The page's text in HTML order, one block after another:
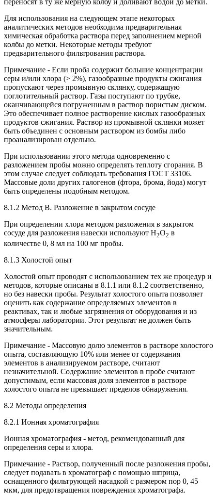
Для использования на следующем этапе некоторых
аналитических методов необходима предварительная
химическая обработка раствора перед заполнением мерной
колбы до метки. Некоторые методы требуют
предварительного фильтрования раствора.
Примечание - Если проба содержит большие концентрации
серы и/или хлора (> 2%), газообразные продукты сжигания
пропускают через промывную склянку, содержащую
поглотительный раствор. Газы поступают по трубке,
оканчивающейся погруженным в раствор пористым диском.
Это обеспечивает полное растворение кислых газообразных
продуктов сжигания. Раствор из промывной склянки может
быть объединен с основным раствором из бомбы либо
проанализирован отдельно.
При использовании этого метода одновременно с
разложением пробы можно определять теплоту сгорания. В
этом случае следует соблюдать требования ГОСТ 33106.
Массовые доли других галогенов (фтора, брома, йода) могут
быть определены подобным методом.
8.1.2 Метод В. Разложение в закрытом сосуде
При определении хлора методом разложения в закрытом
сосуде для разложения навески используют H2O2 в
количестве 0, 8 мл на 100 мг пробы.
8.1.3 Холостой опыт
Холостой опыт проводят с использованием тех же процедур и
методов, которые описаны в 8.1.1 или 8.1.2 соответственно,
но без навески пробы. Результат холостого опыта позволяет
оценить как содержание определяемых элементов в
реактивах, так и любые загрязнения от оборудования и из
атмосферы лаборатории. Этот результат не должен быть
значительным.
Примечание - Массовую долю элементов в растворе холостого
опыта, составляющую 10% или менее от содержания
элементов в анализируемом растворе, считают
незначительной. Содержание элементов в пробе считают
допустимым, если массовая доля элементов в растворе
холостого опыта не превышает пределов обнаружения.
8.2 Методы определения
8.2.1 Ионная хроматография
Ионная хроматография - метод, рекомендованный для
определения серы и хлора.
Примечание - Раствор, полученный после разложения пробы,
следует подавать в хроматограф с помощью шприца,
оснащенного фильтрующей насадкой с размером пор 0, 45
мкм, для предотвращения повреждения хроматографа.